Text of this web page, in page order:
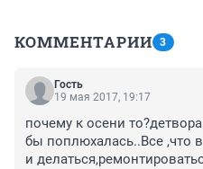
КОММЕНТАРИИ 3
Гость
19 мая 2017, 19:17
почему к осени
бы поплюхалась..Все ,что
и